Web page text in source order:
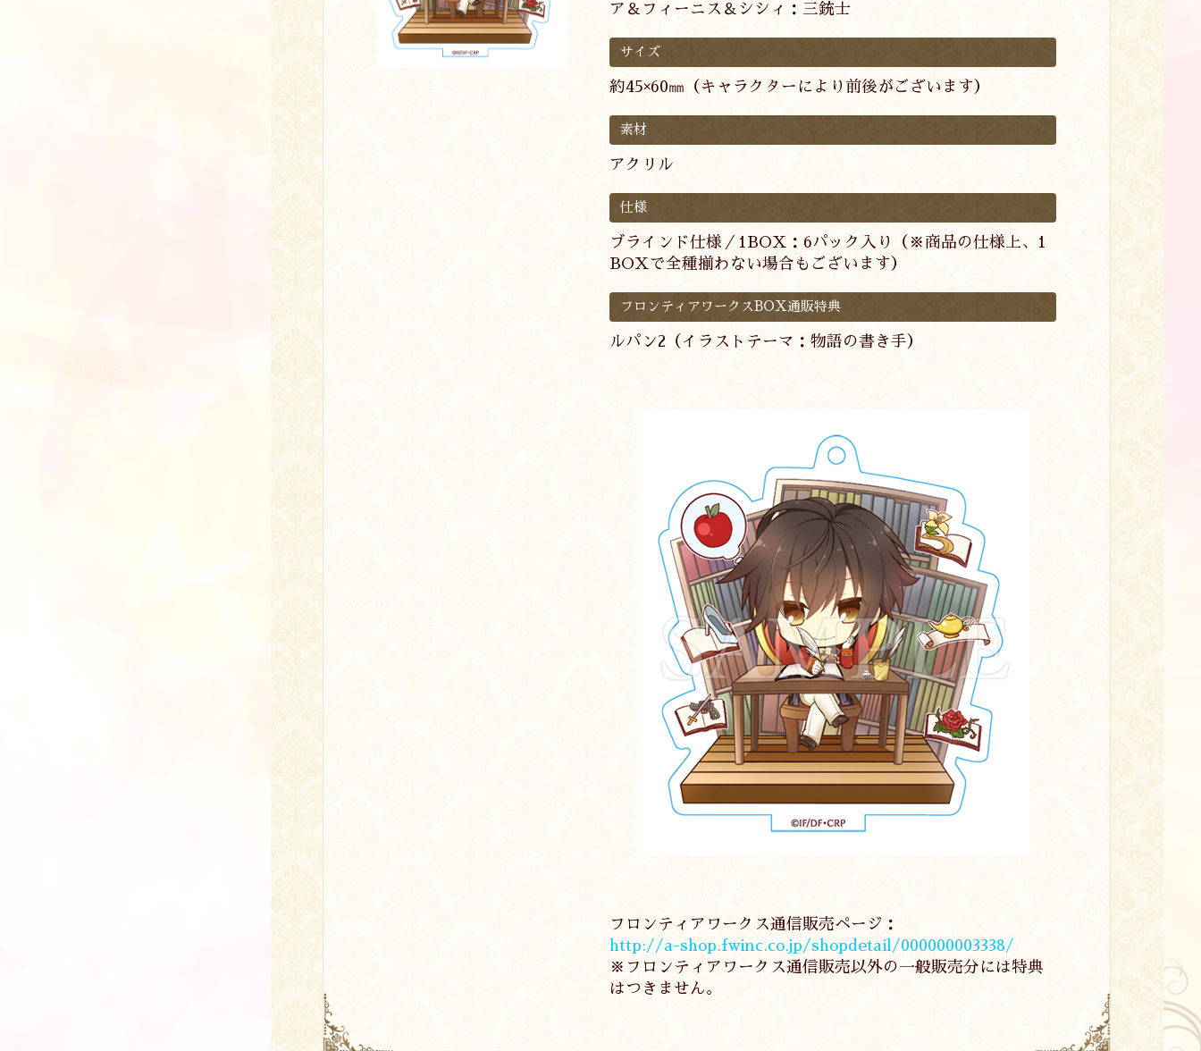
ア＆フィーニス＆シシィ：三銃士
サイズ
約45×60㎜（キャラクターにより前後がございます）
素材
アクリル
仕様
ブラインド仕様／1BOX：6パック入り（※商品の仕様上、1
BOXで全種揃わない場合もございます）
フロンティアワークスBOX通販特典
ルパン2（イラストテーマ：物語の書き手）
フロンティアワークス通信販売ページ：
http://a-shop.fwinc.co.jp/shopdetail/000000003338/
※フロンティアワークス通信販売以外の一般販売分には特典
はつきません。